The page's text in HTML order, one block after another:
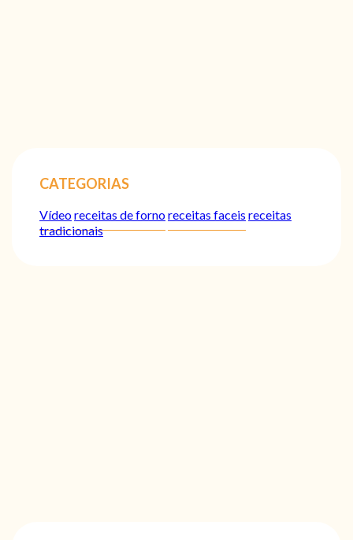
CATEGORIAS
Vídeoreceitas de fornoreceitas faceis receitas
tradicionais